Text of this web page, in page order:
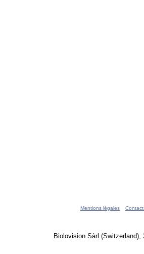
Mentions légales
Biolovision Sàrl (Switzerland),